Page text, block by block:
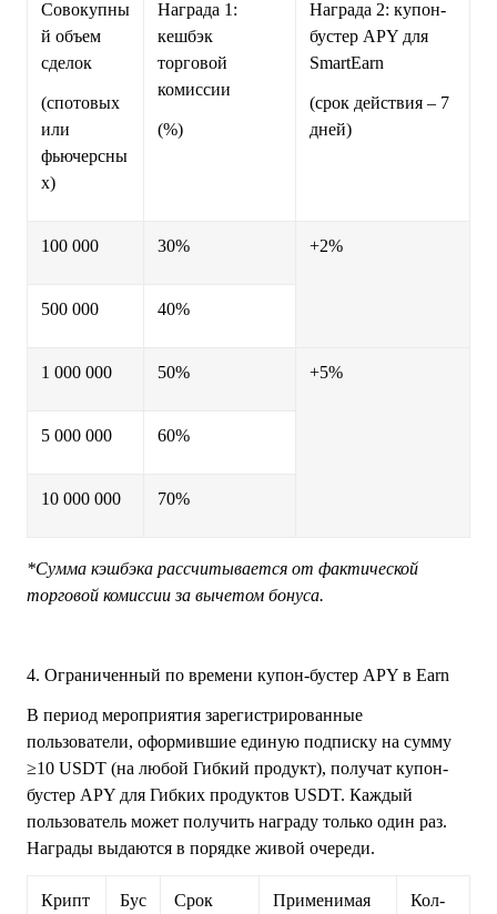
Совокупны
й объем
сделок
(спотовых
или
фьючерсны
х)
Награда 1:
кешбэк
торговой
комиссии
(%)
Награда 2: купон-
бустер APY для
SmartEarn
(срок действия – 7
дней)
100 000 30% +2%
500 000 40%
1 000 000 50% +5%
5 000 000 60%
10 000 000 70%
*Сумма кэшбэка рассчитывается от фактической
торговой комиссии за вычетом бонуса.
4. Ограниченный по времени купон-бустер APY в Earn
В период мероприятия зарегистрированные
пользователи, оформившие единую подписку на сумму
≥10 USDT (на любой Гибкий продукт), получат купон-
бустер APY для Гибких продуктов USDT. Каждый
пользователь может получить награду только один раз.
Награды выдаются в порядке живой очереди.
Крипт
Бус
Срок
Применимая
Кол-